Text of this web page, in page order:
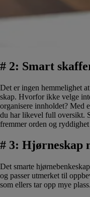
# 2: Smart
Det er ingen hemmelighet
skap. Hvorfor ikke velge
organisere innholdet? Med
du har likevel full oversikt.
fremmer orden og
# 3: Hjørneskap
Det smarte
og passer utmerket til
som ellers tar opp mye plass.